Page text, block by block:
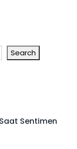
Search
Sentimen